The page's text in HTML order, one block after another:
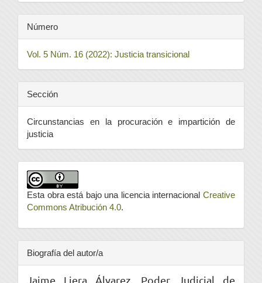
Número
Vol. 5 Núm. 16 (2022): Justicia transicional
Sección
Circunstancias en la procuración e impartición de
justicia
Esta obra está bajo una licencia internacional Creative
Commons Atribución 4.0.
Biografía del autor/a
Jaime Liera Álvarez, Poder Judicial de